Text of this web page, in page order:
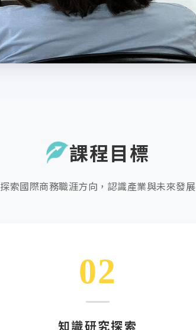
課程目標
探索國際商務職涯方向，認識產業與未來發展
02
知識研究探索